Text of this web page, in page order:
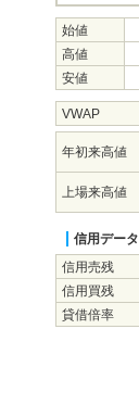
始値
高値
安値
VWAP
年初来高値
上場来高値
信用データ
信用売残
信用買残
貸借倍率